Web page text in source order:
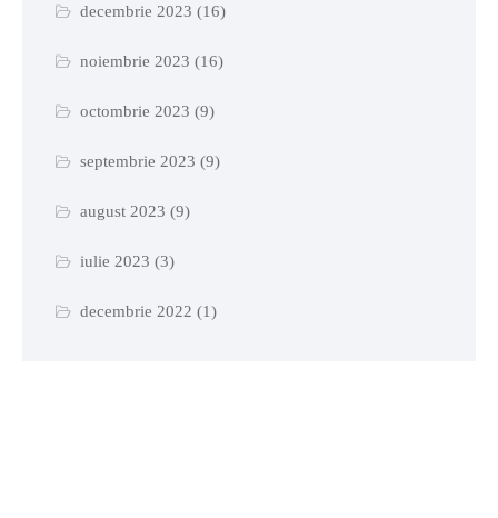
decembrie 2023 (16)
noiembrie 2023 (16)
octombrie 2023 (9)
septembrie 2023 (9)
august 2023 (9)
iulie 2023 (3)
decembrie 2022 (1)